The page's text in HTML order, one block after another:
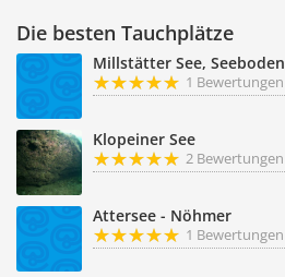
Die besten Tauchplätze
Millstätter See, Seeboden
1 Bewertungen
Klopeiner See
2 Bewertungen
Attersee - Nöhmer
1 Bewertungen